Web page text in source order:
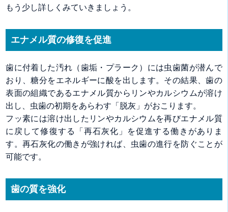
もう少し詳しくみていきましょう。
エナメル質の修復を促進
歯に付着した汚れ（歯垢・プラーク）には虫歯菌が潜んで
おり、糖分をエネルギーに酸を出します。その結果、歯の
表面の組織であるエナメル質からリンやカルシウムが溶け
出し、虫歯の初期をあらわす「脱灰」がおこります。
フッ素には溶け出したリンやカルシウムを再びエナメル質
に戻して修復する「再石灰化」を促進する働きがありま
す。再石灰化の働きが強ければ、虫歯の進行を防ぐことが
可能です。
歯の質を強化